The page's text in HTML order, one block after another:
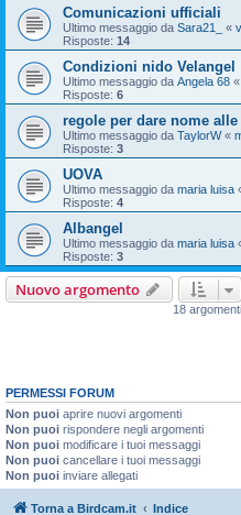
Comunicazioni ufficiali
Ultimo messaggio da Sara21_ «
Risposte: 14
Condizioni nido Velangel
Ultimo messaggio da Angela 68 «
Risposte: 6
regole per dare nome alle
Ultimo messaggio da TaylorW«
Risposte: 3
UOVA
Ultimo messaggio da maria luisa
Risposte: 4
Albangel
Ultimo messaggio da maria luisa
Risposte: 3
Nuovo argomento
18
PERMESSI FORUM
Non puoi aprire nuovi argomenti
Non puoi rispondere negli argomenti
Non puoi modificare i tuoi messaggi
Non puoi cancellare i tuoi messaggi
Non puoi inviare allegati
Torna a Birdcam.it Indice